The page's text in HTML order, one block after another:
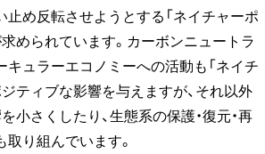
止め反転させようとする「ネイチャーポ
められています。カーボンニュートラ
キュラーエコノミーへの活動も「ネイチ
ティブな影響を与えますが、それ以外
小さくしたり、生態系の保護・復元・再
り組んでいます。